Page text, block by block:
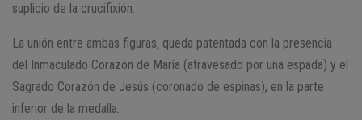
suplicio de la crucifixión.
La unión entre ambas figuras, queda patentada con la presencia
del Inmaculado Corazón de María (atravesado por una espada) y el
Sagrado Corazón de Jesús (coronado de espinas), en la parte
inferior de la medalla.